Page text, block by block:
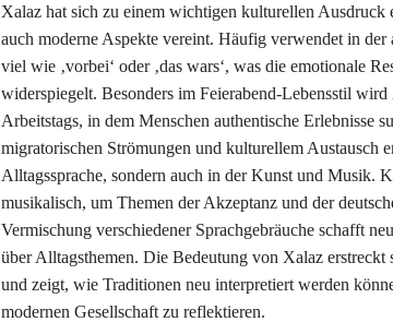
Xalaz hat sich zu einem wichtigen kulturellen
auch moderne Aspekte vereint. Häufig verwendet in der
viel wie ‚vorbei‘ oder ‚das wars‘, was die emotionale
widerspiegelt. Besonders im Feierabend-Lebensstil
Arbeitstags, in dem Menschen authentische Erlebnisse
migratorischen Strömungen und kulturellem Austausch
Alltagssprache, sondern auch in der Kunst und Musik.
musikalisch, um Themen der Akzeptanz und der
Vermischung verschiedener Sprachgebräuche schafft
über Alltagsthemen. Die Bedeutung von Xalaz
und zeigt, wie Traditionen neu interpretiert werden
modernen Gesellschaft zu reflektieren.